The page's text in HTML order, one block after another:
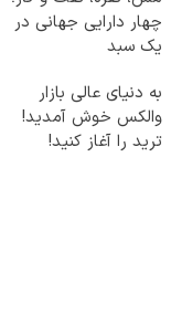
چهار دارایی جهانی در
یک سبد
به دنیای عالی بازار
والکس خوش آمدید!
ترید را آغاز کنید!